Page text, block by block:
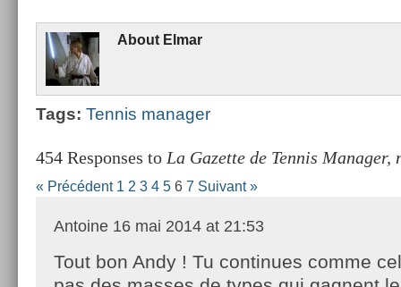
About Elmar
Tags: Ten­nis man­ag­er
454 Responses to La Gazette de Tennis Manager,
« Précédent 1 2 3 4 5 6 7 Suivant »
Antoine 16 mai 2014 at 21:53
Tout bon Andy ! Tu continues comme